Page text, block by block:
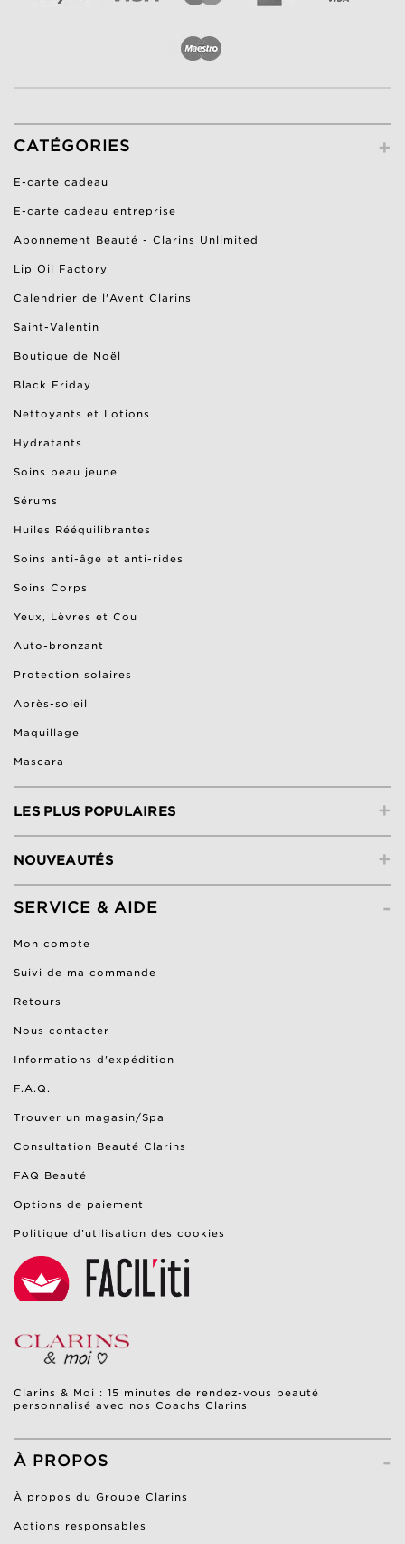
+
CATÉGORIES
E-carte cadeau
E-carte cadeau entreprise
Abonnement Beauté - Clarins Unlimited
Lip Oil Factory
Calendrier de l'Avent Clarins
Saint-Valentin
Boutique de Noël
Black Friday
Nettoyants et Lotions
Hydratants
Soins peau jeune
Sérums
Huiles Rééquilibrantes
Soins anti-âge et anti-rides
Soins Corps
Yeux, Lèvres et Cou
Auto-bronzant
Protection solaires
Après-soleil
Maquillage
Mascara
+
LES PLUS POPULAIRES
+
NOUVEAUTÉS
-
SERVICE & AIDE
Mon compte
Suivi de ma commande
Retours
Nous contacter
Informations d'expédition
F.A.Q.
Trouver un magasin/Spa
Consultation Beauté Clarins
FAQ Beauté
Options de paiement
Politique d’utilisation des cookies
Clarins & Moi : 15 minutes de rendez-vous beauté
personnalisé avec nos Coachs Clarins
-
À PROPOS
À propos du Groupe Clarins
Actions responsables